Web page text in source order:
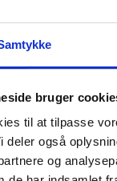
bruger
til at tilpasse
deler også
og